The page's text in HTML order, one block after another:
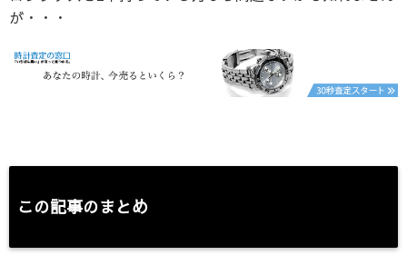
が・・・
この記事のまとめ